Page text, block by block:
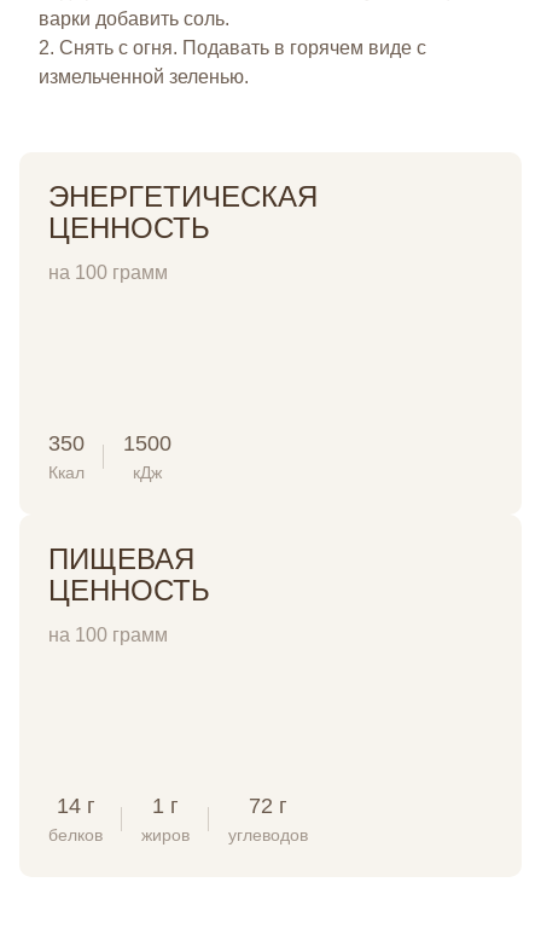
варки добавить соль.
2. Снять с огня. Подавать в горячем виде с
измельченной зеленью.
ЭНЕРГЕТИЧЕСКАЯ
ЦЕННОСТЬ
на 100 грамм
350
Ккал
1500
кДж
ПИЩЕВАЯ
ЦЕННОСТЬ
на 100 грамм
14 г
белков
1 г
жиров
72 г
углеводов